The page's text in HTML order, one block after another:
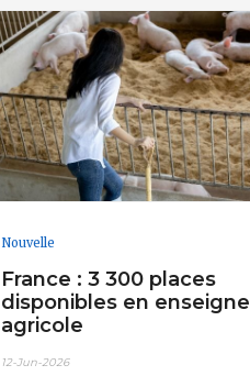
Nouvelle
France : 3 300 places
disponibles en
agricole
12-Jun-2026